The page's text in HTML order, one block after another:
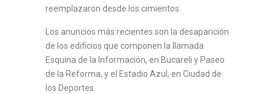
reemplazaron desde los cimientos.
Los anuncios más recientes son la desaparición
de los edificios que componen la llamada
Esquina de la Información, en Bucareli y Paseo
de la Reforma, y el Estadio Azul, en Ciudad de
los Deportes.